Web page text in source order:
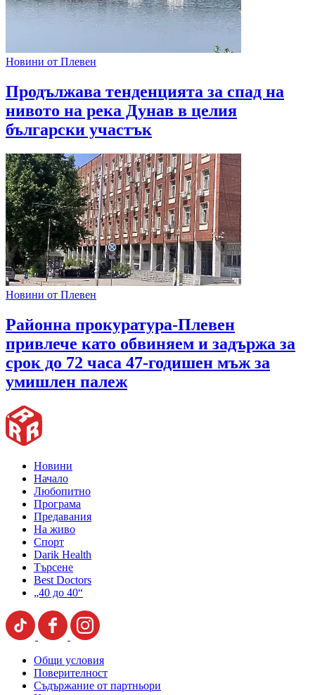
Новини от Плевен
Продължава тенденцията за спад на
нивото на река Дунав в целия
български участък
Новини от Плевен
Районна прокуратура-Плевен
привлече като обвиняем и задържа за
срок до 72 часа 47-годишен мъж за
умишлен палеж
Новини
Начало
Любопитно
Програма
Предавания
На живо
Спорт
Darik Health
Търсене
Best Doctors
„40 до 40“
Общи условия
Поверителност
Съдържание от партньори